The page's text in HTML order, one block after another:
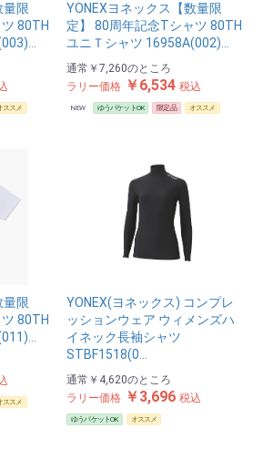
量限
80TH
ススメ
YONEXヨネックス【数量限
定】 80周年記念Tシャツ 80TH
ユニＴシャツ 16958A(002)…
通常 ￥7,260のところ
ラリー価格 ￥6,534 税込
NEW ゆうパケットOK 限定品 オススメ
量限
80TH
ススメ
YONEX(ヨネックス) コンプレ
ッションウェア ウィメンズハ
イネック長袖シャツ
STBF1518(0…
通常 ￥4,620のところ
ラリー価格 ￥3,696 税込
ゆうパケットOK オススメ